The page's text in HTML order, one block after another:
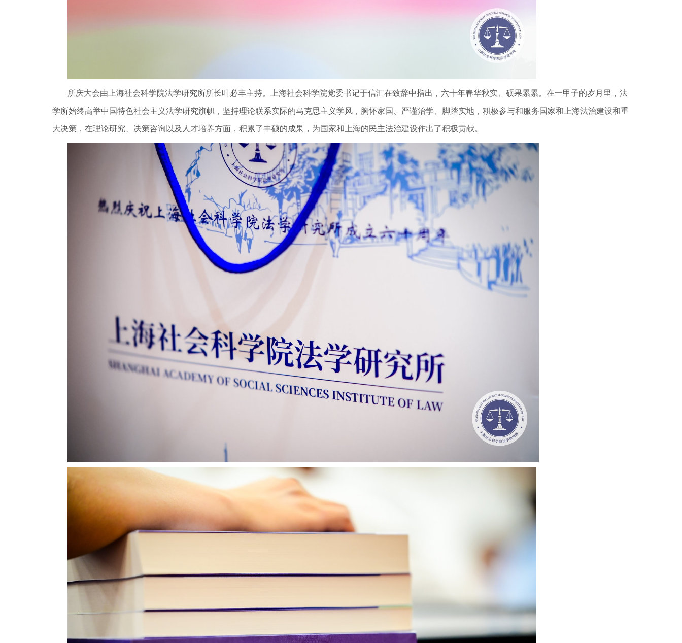
所庆大会由上海社会科学院法学研究所所长叶必丰主持。上海社会科学院党委书记于信汇在致辞中指出，六十年春华秋实、硕果累累。在一甲子的岁月里，法
学所始终高举中国特色社会主义法学研究旗帜，坚持理论联系实际的马克思主义学风，胸怀家国、严谨治学、脚踏实地，积极参与和服务国家和上海法治建设和重
大决策，在理论研究、决策咨询以及人才培养方面，积累了丰硕的成果，为国家和上海的民主法治建设作出了积极贡献。